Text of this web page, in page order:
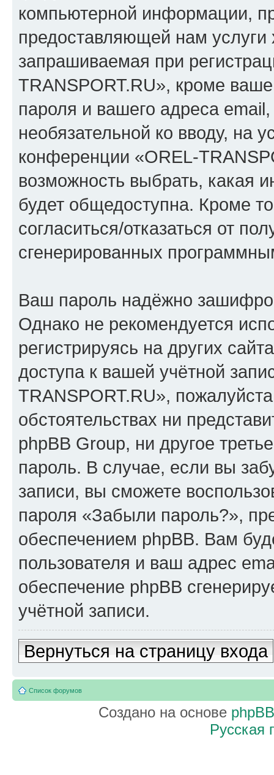
компьютерной информации,
предоставляющей нам
запрашиваемая при
TRANSPORT.RU», кроме
пароля и вашего адреса
необязательной ко вводу, на
конференции «OREL-
возможность выбрать, какая
будет общедоступна. Кроме
согласиться/отказаться от
сгенерированных
Ваш пароль надёжно
Однако не рекомендуется
регистрируясь на других
доступа к вашей учётной
TRANSPORT.RU»,
обстоятельствах ни
phpBB Group, ни другое
пароль. В случае, если вы
записи, вы сможете
пароля «Забыли пароль?»,
обеспечением phpBB. Вам
пользователя и ваш адрес
обеспечение phpBB
учётной записи.
Вернуться на страницу входа
Список форумов
Создано на основе phpBB
Русская